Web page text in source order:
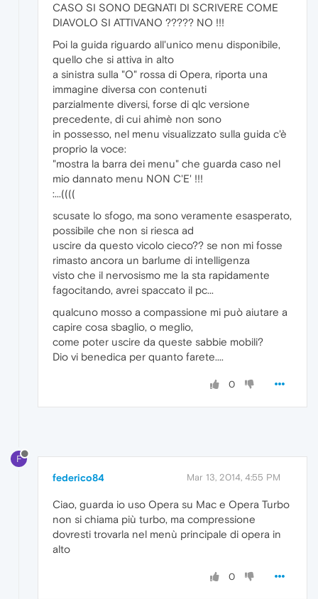
CASO SI SONO DEGNATI DI SCRIVERE COME
DIAVOLO SI ATTIVANO ????? NO !!!
Poi la guida riguardo all'unico menu disponibile,
quello che si attiva in alto
a sinistra sulla "O" rossa di Opera, riporta una
immagine diversa con contenuti
parzialmente diversi, forse di qlc versione
precedente, di cui ahimè non sono
in possesso, nel menu visualizzato sulla guida c'è
proprio la voce:
"mostra la barra dei menu" che guarda caso nel
mio dannato menu NON C'E' !!!
:...((((
scusate lo sfogo, ma sono veramente esasperato,
possibile che non si riesca ad
uscire da questo vicolo cieco?? se non mi fosse
rimasto ancora un barlume di intelligenza
visto che il nervosismo me la sta rapidamente
fagocitando, avrei spaccato il pc...
qualcuno mosso a compassione mi può aiutare a
capire cosa sbaglio, o meglio,
come poter uscire da queste sabbie mobili?
Dio vi benedica per quanto farete....
0
F
federico84 Mar 13, 2014, 4:55 PM
Ciao, guarda io uso Opera su Mac e Opera Turbo
non si chiama più turbo, ma compressione
dovresti trovarla nel menù principale di opera in
alto
0